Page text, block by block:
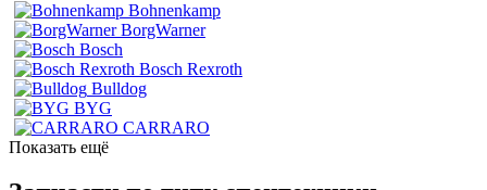
Bohnenkamp
BorgWarner
Bosch
Bosch Rexroth
Bulldog
BYG
CARRARO
Показать ещё